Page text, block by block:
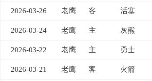
2026-03-26 老鹰 客 活塞
2026-03-24 老鹰 主 灰熊
2026-03-22 老鹰 主 勇士
2026-03-21 老鹰 客 火箭